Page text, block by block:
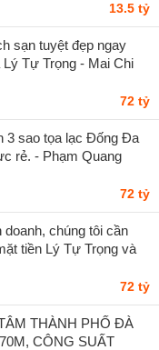
13.5 tỷ
sạn tuyệt đẹp ngay
Tự Trọng - Mai Chi
72 tỷ
3 sao tọa lạc Đống Đa
rẻ. - Phạm Quang
72 tỷ
chúng tôi cần
tiền Lý Tự Trọng và
năm. - Mai Thị Uyên
72 tỷ
THÀNH PHỐ ĐÀ
CÔNG SUẤT